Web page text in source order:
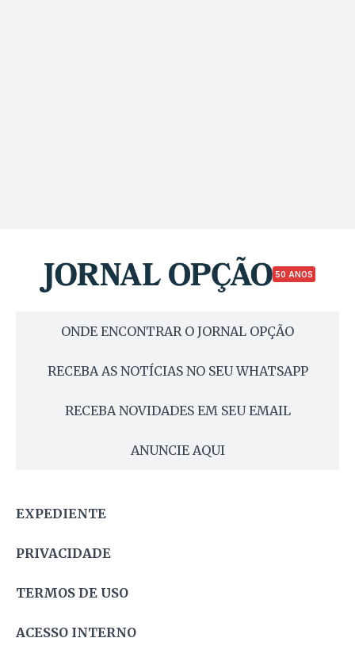
50 ANOS
ONDE ENCONTRAR O JORNAL OPÇÃO
RECEBA AS NOTÍCIAS NO SEU WHATSAPP
RECEBA NOVIDADES EM SEU EMAIL
ANUNCIE AQUI
EXPEDIENTE
PRIVACIDADE
TERMOS DE USO
ACESSO INTERNO